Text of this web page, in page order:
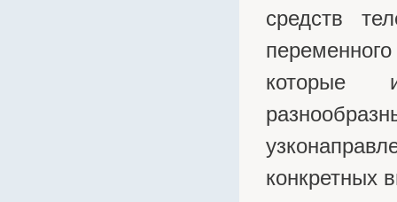
средств
которые
конкретных